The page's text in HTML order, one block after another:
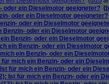
oder ein Dieselmotor geeigneter? (
oder ein Dieselmotor geeigneter?
oder ein Dieselmotor
Benzin- oder ein Dieselmotor
Benzin- oder ein Dieselmotor
ein Benzin- oder ein Dieselmotor
ein Benzin- oder ein
für mich ein Benzin- oder ein
Ist für mich ein Benzin- oder ein
Ist für mich ein Benzin- oder ein